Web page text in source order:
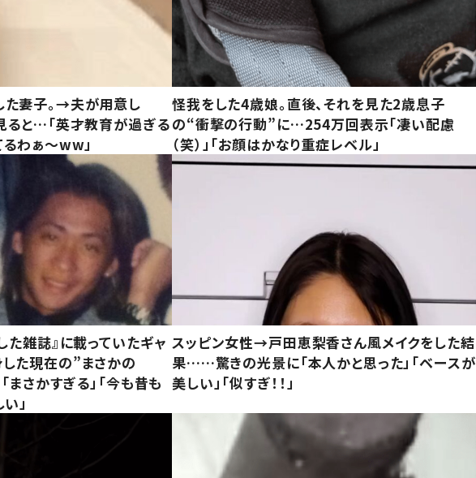
た妻子。→夫が用意し
ると…「英才教育が過ぎる
わぁ～ww」
怪我をした4歳娘。直後、それを見た2歳息子
の“衝撃の行動”に…254万回表示「凄い配慮
（笑）」「お顔はかなり重症レベル」
雑誌』に載っていたギャ
た現在の”まさかの
まさかすぎる」「今も昔も
」
スッピン女性→戸田恵梨香さん風メイクをした結
果……驚きの光景に「本人かと思った」「ベースが
美しい」「似すぎ！！」